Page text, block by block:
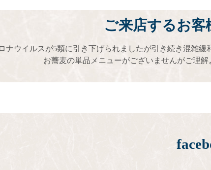
ご来店するお客
ナウイルスが5類に引き下げられましたが引き続き混雑緩
お蕎麦の単品メニューがございませんがご理解